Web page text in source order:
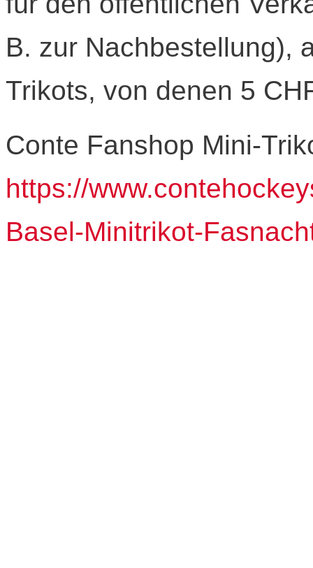
B. zur Nachbestellung),
Trikots, von denen 5
Conte Fanshop Mini-
https://
Basel-Minitrikot-